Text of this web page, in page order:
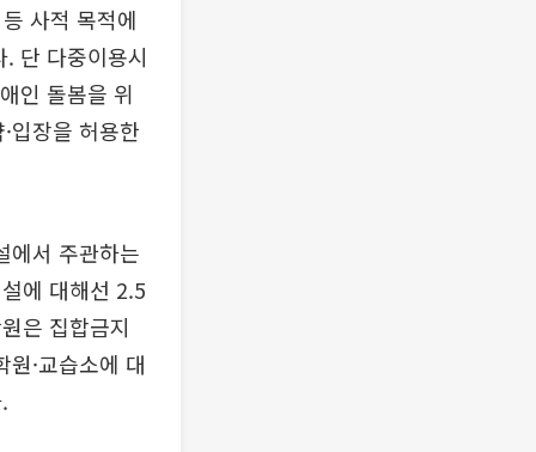
사적 목적에
단 다중이용시
인 돌봄을 위
입장을 허용한
에서 주관하는
에 대해선 2.5
은 집합금지
·교습소에 대